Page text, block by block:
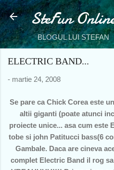
Treceți la
SteFun
BLOGUL LUI STEFAN
ELECTRIC BAND...
- martie 24, 2008
Se pare ca Chick Corea este
altii giganti (poate atunci
proiecte unice... asa cum este
tobe si john Patitucci bass(6
Gambale. Daca are cineva
complet Electric Band il rog